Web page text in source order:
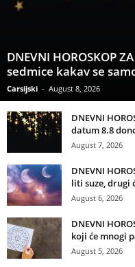
DNEVNI HOROSKOP
sedmice kakav se
Carsijski - August 8, 2026
DNEVNI
datum 8.8
August 7, 2026
DNEVNI
liti suze, drugi
August 6, 2026
DNEVNI
koji će mnogi
August 5, 2026